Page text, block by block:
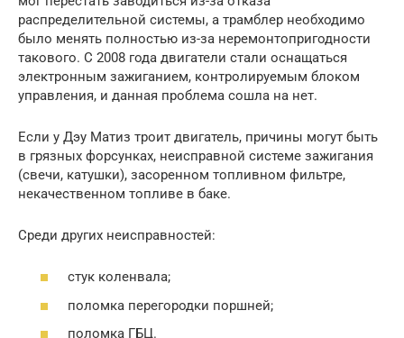
распределительной системы, а трамблер необходимо
было менять полностью из-за неремонтопригодности
такового. С 2008 года двигатели стали оснащаться
электронным зажиганием, контролируемым блоком
управления, и данная проблема сошла на нет.
Если у Дэу Матиз троит двигатель, причины могут быть
в грязных форсунках, неисправной системе зажигания
(свечи, катушки), засоренном топливном фильтре,
некачественном топливе в баке.
Среди других неисправностей:
стук коленвала;
поломка перегородки поршней;
поломка ГБЦ.